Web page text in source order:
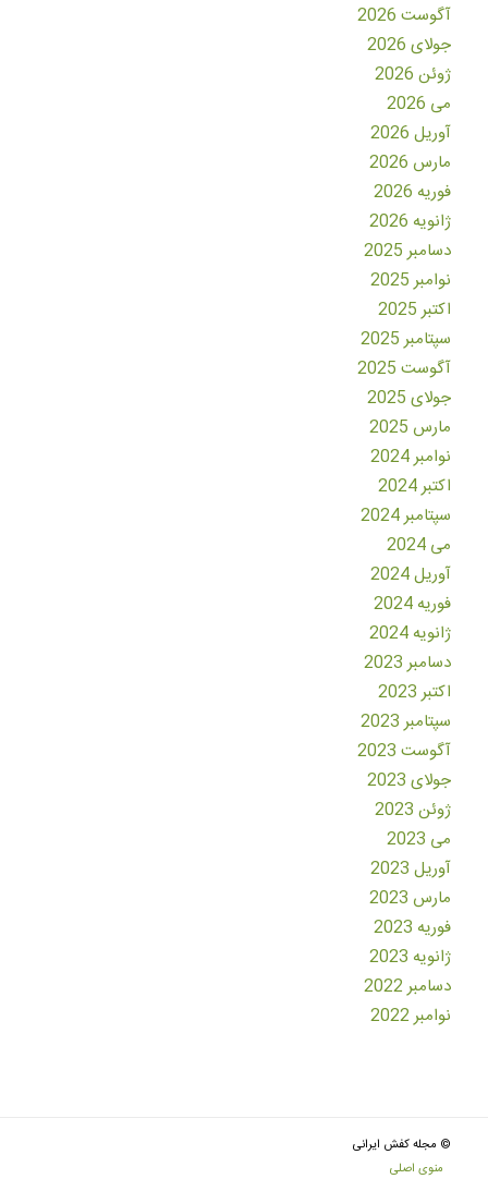
آگوست 2026
جولای 2026
ژوئن 2026
می 2026
آوریل 2026
مارس 2026
فوریه 2026
ژانویه 2026
دسامبر 2025
نوامبر 2025
اکتبر 2025
سپتامبر 2025
آگوست 2025
جولای 2025
مارس 2025
نوامبر 2024
اکتبر 2024
سپتامبر 2024
می 2024
آوریل 2024
فوریه 2024
ژانویه 2024
دسامبر 2023
اکتبر 2023
سپتامبر 2023
آگوست 2023
جولای 2023
ژوئن 2023
می 2023
آوریل 2023
مارس 2023
فوریه 2023
ژانویه 2023
دسامبر 2022
نوامبر 2022
© مجله کفش ایرانی
منوی اصلی